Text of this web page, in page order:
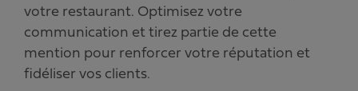
votre restaurant. Optimisez votre
communication et tirez partie de cette
mention pour renforcer votre réputation et
fidéliser vos clients.